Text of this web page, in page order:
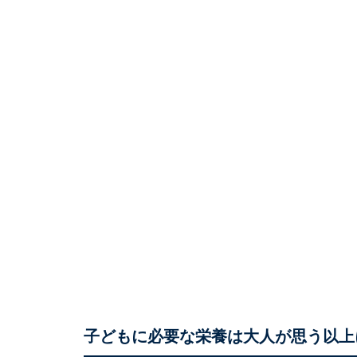
子どもに必要な栄養は大人が思う以